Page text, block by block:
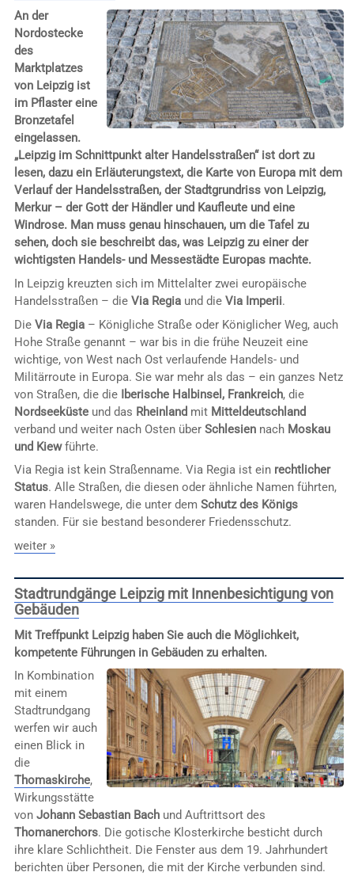
An der
Nordostecke
des
Marktplatzes
von Leipzig ist
im Pflaster eine
Bronzetafel
eingelassen.
„Leipzig im Schnittpunkt alter Handelsstraßen“ ist dort zu
lesen, dazu ein Erläuterungstext, die Karte von Europa mit dem
Verlauf der Handelsstraßen, der Stadtgrundriss von Leipzig,
Merkur – der Gott der Händler und Kaufleute und eine
Windrose. Man muss genau hinschauen, um die Tafel zu
sehen, doch sie beschreibt das, was Leipzig zu einer der
wichtigsten Handels- und Messestädte Europas machte.
In Leipzig kreuzten sich im Mittelalter zwei europäische
Handelsstraßen – die Via Regiaund die Via Imperii.
Die Via Regia– Königliche Straße oder Königlicher Weg, auch
Hohe Straße genannt – war bis in die frühe Neuzeit eine
wichtige, von West nach Ost verlaufende Handels- und
Militärroute in Europa. Sie war mehr als das – ein ganzes Netz
von Straßen, die die Iberische Halbinsel, Frankreich, die
Nordseeküsteund das Rheinland mit Mitteldeutschland
verband und weiter nach Osten über Schlesiennach Moskau
und Kiewführte.
Via Regia ist kein Straßenname. Via Regia ist ein rechtlicher
Status. Alle Straßen, die diesen oder ähnliche Namen führten,
waren Handelswege, die unter dem Schutz des Königs
standen. Für sie bestand besonderer Friedensschutz.
weiter »
Stadtrundgänge Leipzig mit Innenbesichtigung von
Gebäuden
Mit Treffpunkt Leipzig haben Sie auch die Möglichkeit,
kompetente Führungen in Gebäuden zu erhalten.
In Kombination
mit einem
Stadtrundgang
werfen wir auch
einen Blick in
die
Thomaskirche,
Wirkungsstätte
von Johann Sebastian Bachund Auftrittsort des
Thomanerchors. Die gotische Klosterkirche besticht durch
ihre klare Schlichtheit. Die Fenster aus dem 19. Jahrhundert
berichten über Personen, die mit der Kirche verbunden sind.